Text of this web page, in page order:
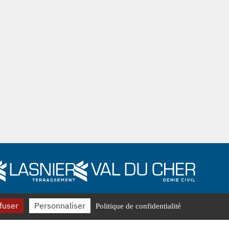
Politique de confidentialité Cookies
Personnaliser Politique de confidentialité